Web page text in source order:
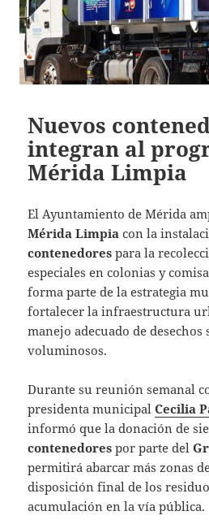
Nuevos
integran al
Mérida Limpia
El Ayuntamiento de Mérida
Mérida Limpia con la
contenedores para la
especiales en colonias y
forma parte de la estrategia
fortalecer la infraestructura
manejo adecuado de desechos
voluminosos.
Durante su reunión semanal
presidenta municipalCecilia
informó que la donación de
contenedores por parte del
permitirá abarcar más zonas
disposición final de los
acumulación en la vía pública.